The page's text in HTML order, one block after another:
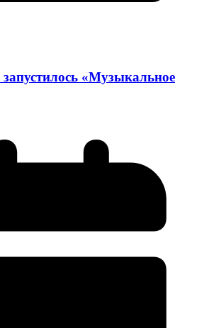
«Музыкальное